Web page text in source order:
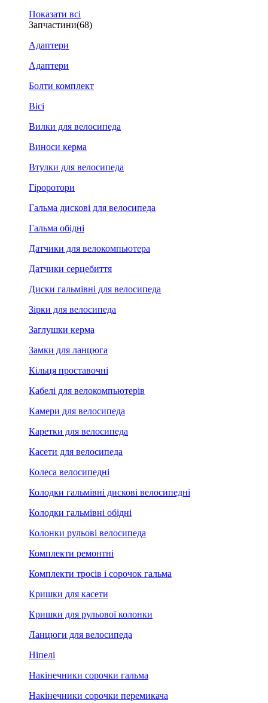
Показати всі
Запчастини(68)
Адаптери
Адаптери
Болти комплект
Вісі
Вилки для велосипеда
Виноси керма
Втулки для велосипеда
Гіроротори
Гальма дискові для велосипеда
Гальма обідні
Датчики для велокомпьютера
Датчики серцебиття
Диски гальмівні для велосипеда
Зірки для велосипеда
Заглушки керма
Замки для ланцюга
Кільця проставочні
Кабелі для велокомпьютерів
Камери для велосипеда
Каретки для велосипеда
Касети для велосипеда
Колеса велосипедні
Колодки гальмівні дискові велосипедні
Колодки гальмівні обідні
Колонки рульові велосипеда
Комплекти ремонтні
Комплекти тросів і сорочок гальма
Кришки для касети
Кришки для рульової колонки
Ланцюги для велосипеда
Ніпелі
Накінечники сорочки гальма
Накінечники сорочки перемикача